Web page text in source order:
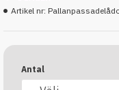
Artikel nr:
Antal